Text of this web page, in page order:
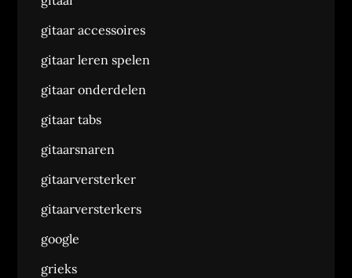
gitaar accessoires
gitaar leren spelen
gitaar onderdelen
gitaar tabs
gitaarsnaren
gitaarversterker
gitaarversterkers
google
grieks